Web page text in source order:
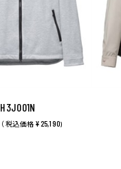
H3J001N
（ 税込価格 ¥25,190)